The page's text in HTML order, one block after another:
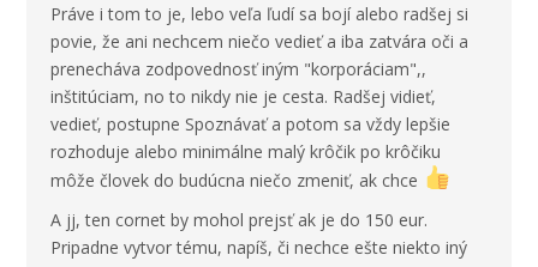
Práve i tom to je, lebo veľa ľudí sa bojí alebo radšej si
povie, že ani nechcem niečo vedieť a iba zatvára oči a
prenecháva zodpovednosť iným "korporáciam",,
inštitúciam, no to nikdy nie je cesta. Radšej vidieť,
vedieť, postupne Spoznávať a potom sa vždy lepšie
rozhoduje alebo minimálne malý krôčik po krôčiku
môže človek do budúcna niečo zmeniť, ak chce
A jj, ten cornet by mohol prejsť ak je do 150 eur.
Pripadne vytvor tému, napíš, či nechce ešte niekto iný